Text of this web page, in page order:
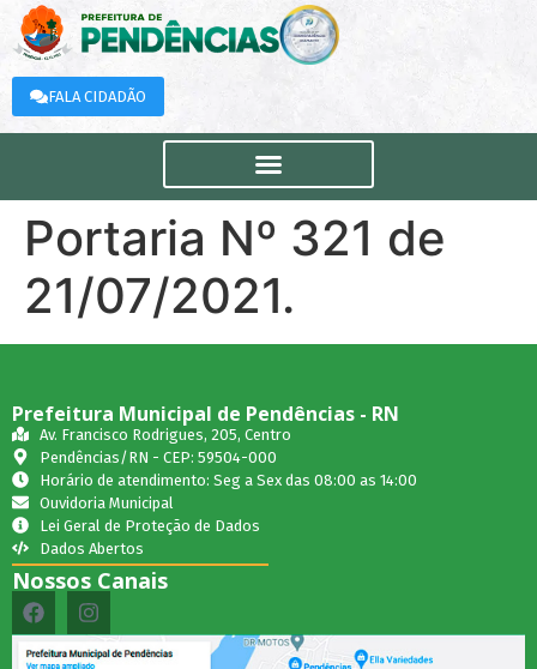
FALA CIDADÃO
Portaria Nº 321 de
21/07/2021.
Prefeitura Municipal de Pendências - RN
Av. Francisco Rodrigues, 205, Centro
Pendências/RN - CEP: 59504-000
Horário de atendimento: Seg a Sex das 08:00 as 14:00
Ouvidoria Municipal
Lei Geral de Proteção de Dados
Dados Abertos
Nossos Canais